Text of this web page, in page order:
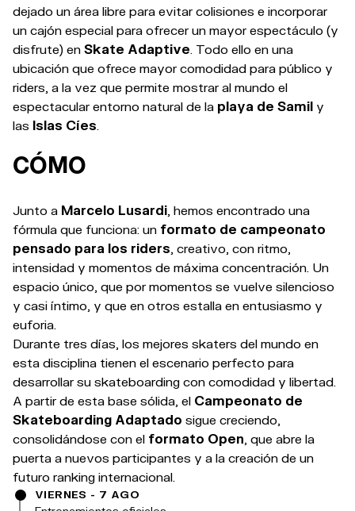
dejado un área libre para evitar colisiones e incorporar
un cajón especial para ofrecer un mayor espectáculo (y
disfrute) en Skate Adaptive . Todo ello en una
ubicación que ofrece mayor comodidad para público y
riders, a la vez que permite mostrar al mundo el
espectacular entorno natural de la playa de Samil y
las Islas Cíes
CÓMO
Junto a Marcelo Lusardi , hemos encontrado una
fórmula que funciona: un formato de campeonato
pensado para los riders , creativo, con ritmo,
intensidad y momentos de máxima concentración. Un
espacio único, que por momentos se vuelve silencioso
y casi íntimo, y que en otros estalla en entusiasmo y
euforia.
Durante tres días, los mejores skaters del mundo en
esta disciplina tienen el escenario perfecto para
desarrollar su skateboarding con comodidad y libertad.
A partir de esta base sólida, el Campeonato de
Skateboarding Adaptado sigue creciendo,
consolidándose con el formato Open , que abre la
puerta a nuevos participantes y a la creación de un
futuro ranking internacional.
VIERNES - 7 AGO